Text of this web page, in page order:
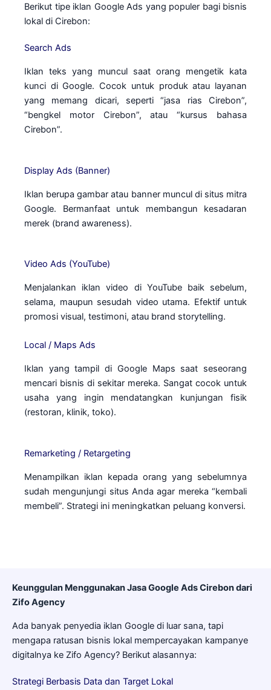
Berikut tipe iklan Google Ads yang populer bagi bisnis
lokal di Cirebon:
Search Ads
Iklan teks yang muncul saat orang mengetik kata
kunci di Google. Cocok untuk produk atau layanan
yang memang dicari, seperti “jasa rias Cirebon”,
“bengkel motor Cirebon”, atau “kursus bahasa
Cirebon”.
Display Ads (Banner)
Iklan berupa gambar atau banner muncul di situs mitra
Google. Bermanfaat untuk membangun kesadaran
merek (brand awareness).
Video Ads (YouTube)
Menjalankan iklan video di YouTube baik sebelum,
selama, maupun sesudah video utama. Efektif untuk
promosi visual, testimoni, atau brand storytelling.
Local / Maps Ads
Iklan yang tampil di Google Maps saat seseorang
mencari bisnis di sekitar mereka. Sangat cocok untuk
usaha yang ingin mendatangkan kunjungan fisik
(restoran, klinik, toko).
Remarketing / Retargeting
Menampilkan iklan kepada orang yang sebelumnya
sudah mengunjungi situs Anda agar mereka “kembali
membeli”. Strategi ini meningkatkan peluang konversi.
Keunggulan Menggunakan Jasa Google Ads Cirebon dari
Zifo Agency
Ada banyak penyedia iklan Google di luar sana, tapi
mengapa ratusan bisnis lokal mempercayakan kampanye
digitalnya ke Zifo Agency? Berikut alasannya:
Strategi Berbasis Data dan Target Lokal